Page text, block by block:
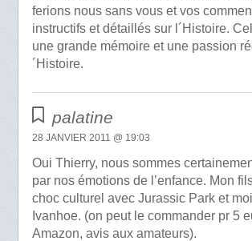
ferions nous sans vous et vos
instructifs et détaillés sur l´Histoire.
une grande mémoire et une passion
´Histoire.
palatine
28 JANVIER 2011 @ 19:03
Oui Thierry, nous sommes
par nos émotions de l’enfance. Mon
choc culturel avec Jurassic Park et
Ivanhoe. (on peut le commander pr 5
Amazon, avis aux amateurs).